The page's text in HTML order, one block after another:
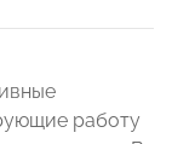
работу